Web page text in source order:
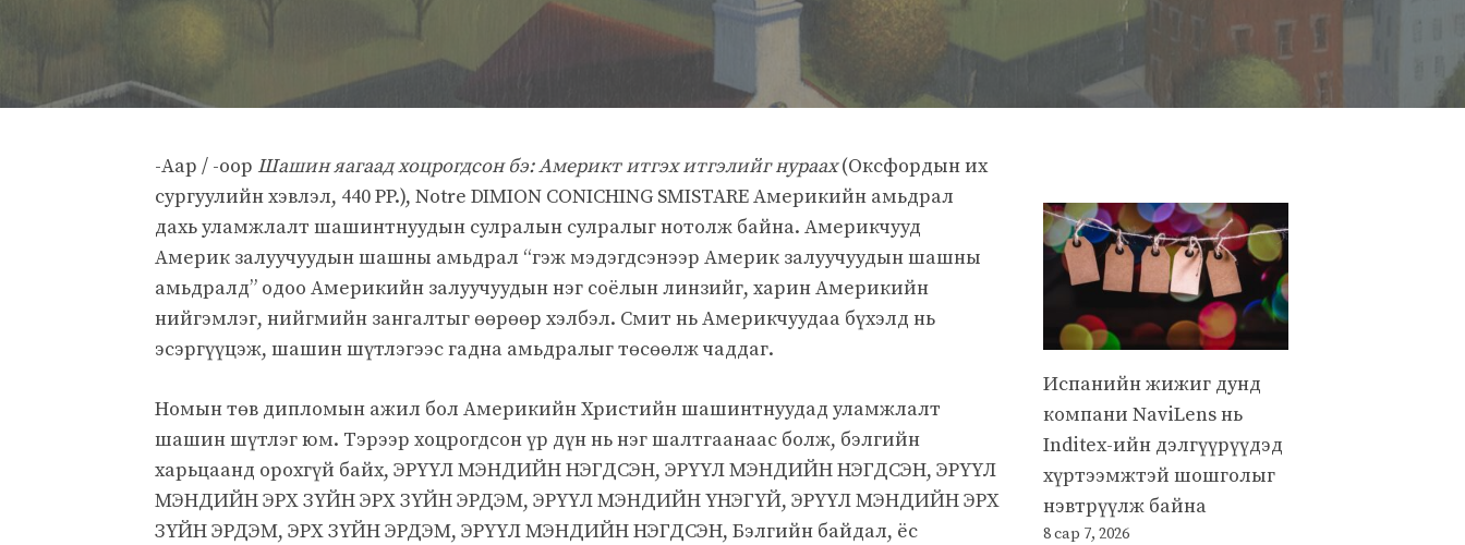
-Аар / -оор Шашин яагаад хоцрогдсон бэ: Америкт итгэх итгэлийг нураах(Оксфордын их
сургуулийн хэвлэл, 440 PP.), Notre DIMION CONICHING SMISTARE Америкийн амьдрал
дахь уламжлалт шашинтнуудын сулралын сулралыг нотолж байна. Америкчууд
Америк залуучуудын шашны амьдрал “гэж мэдэгдсэнээр Америк залуучуудын шашны
амьдралд” одоо Америкийн залуучуудын нэг соёлын линзийг, харин Америкийн
нийгэмлэг, нийгмийн зангалтыг өөрөөр хэлбэл. Смит нь Америкчуудаа бүхэлд нь
эсэргүүцэж, шашин шүтлэгээс гадна амьдралыг төсөөлж чаддаг.
Номын төв дипломын ажил бол Америкийн Христийн шашинтнуудад уламжлалт
шашин шүтлэг юм. Тэрээр хоцрогдсон үр дүн нь нэг шалтгаанаас болж, бэлгийн
харьцаанд орохгүй байх, ЭРҮҮЛ МЭНДИЙН НЭГДСЭН, ЭРҮҮЛ МЭНДИЙН НЭГДСЭН, ЭРҮҮЛ
МЭНДИЙН ЭРХ ЗҮЙН ЭРХ ЗҮЙН ЭРДЭМ, ЭРҮҮЛ МЭНДИЙН ҮНЭГҮЙ, ЭРҮҮЛ МЭНДИЙН ЭРХ
ЗҮЙН ЭРДЭМ, ЭРХ ЗҮЙН ЭРДЭМ, ЭРҮҮЛ МЭНДИЙН НЭГДСЭН, Бэлгийн байдал, ёс
Испанийн жижиг дунд
компани NaviLens нь
Inditex-ийн дэлгүүрүүдэд
хүртээмжтэй шошголыг
нэвтрүүлж байна
8 сар 7, 2026